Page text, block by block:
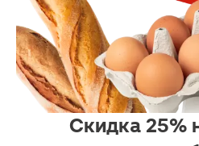
Скидка 25%